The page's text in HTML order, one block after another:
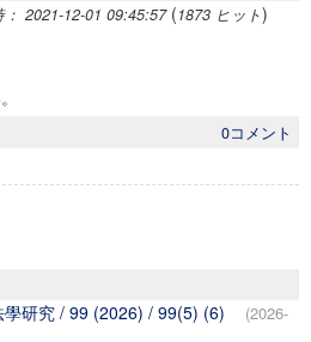
ルCOEプログラム市民社会ガバナンス
ルCOEプログラム論理と感性の先端的
ングプログラム「超成熟社会発展のサ
： 2021-12-01 09:45:57(1873 ヒット)
0コメント
研究 / 99 (2026) / 99(5) (6)
(2026-